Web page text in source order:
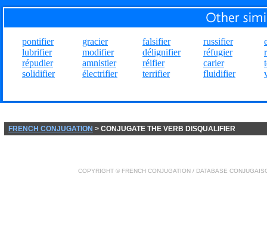
pontifier
lubrifier
répudier
solidifier
gracier
modifier
amnistier
électrifier
falsifier
délignifier
réifier
terrifier
russifier
réfugier
carier
fluidifier
FRENCH CONJUGATION > CONJUGATE THE VERB DISQUALIFIER
COPYRIGHT © FRENCH CONJUGATION / DATABASE